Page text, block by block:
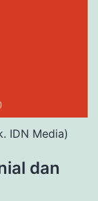
IDN Media)
dan